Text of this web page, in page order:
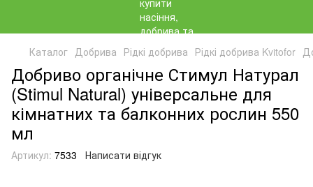
Каталог Добрива Рідкі добрива Рідкі добрива Kvitofor
Добриво органічне Стимул Натурал
(Stimul Natural) універсальне для
кімнатних та балконних рослин 550
мл
Артикул: 7533 Написати відгук